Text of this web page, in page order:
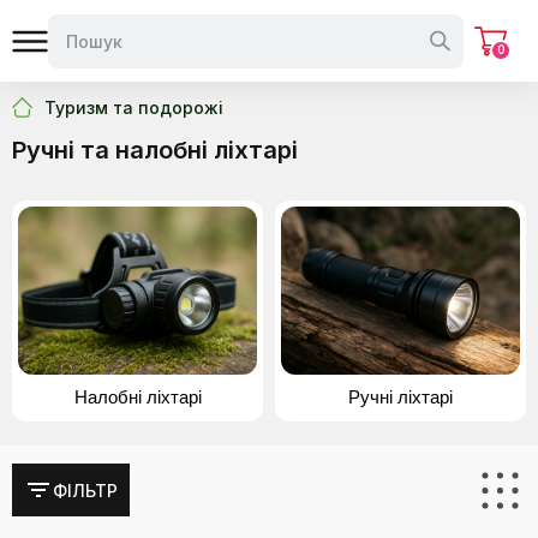
0
Туризм та подорожі
Ручні та налобні ліхтарі
Налобні ліхтарі Ручні ліхтарі
ФІЛЬТР